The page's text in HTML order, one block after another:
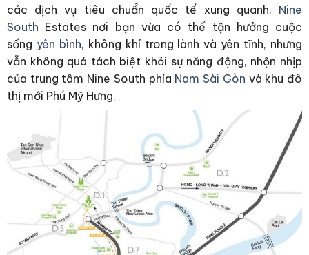
các dịch vụ tiêu chuẩn quốc tế xung quanh. Nine
South Estates nơi bạn vừa có thể tận hưởng cuộc
sống yên bình, không khí trong lành và yên tĩnh, nhưng
vẫn không quá tách biệt khỏi sự năng động, nhộn nhịp
của trung tâm Nine South phía Nam Sài Gòn và khu đô
thị mới Phú Mỹ Hưng.